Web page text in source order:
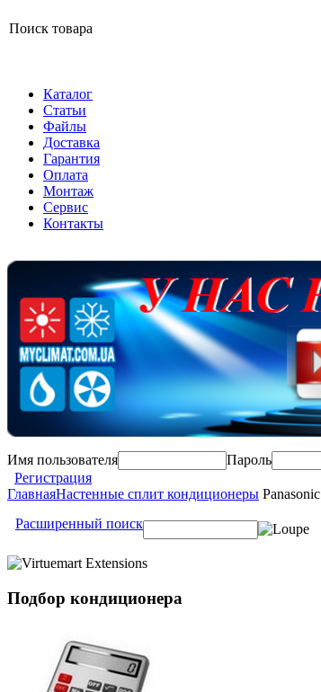
Каталог
Статьи
Файлы
Доставка
Гарантия
Оплата
Монтаж
Сервис
Контакты
Имя пользователя Пароль
Регистрация
ГлавнаяНастенные сплит кондиционеры Panasonic
Поиск товара
Расширенный поиск
Подбор кондиционера